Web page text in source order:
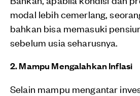
modal lebih cemerlang,
bahkan bisa memasuki
sebelum usia seharusnya.
2. Mampu Mengalahkan Inflasi
Selain mampu mengantar